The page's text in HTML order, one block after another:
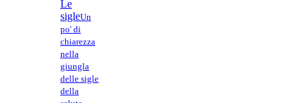
Le
sigleUn
po' di
chiarezza
nella
giungla
delle sigle
della